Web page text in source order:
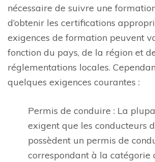
nécessaire de suivre une
d’obtenir les certifications
exigences de formation peuvent
fonction du pays, de la région et
réglementations locales.
quelques exigences courantes :
Permis de conduire : La
exigent que les conducteurs
possèdent un permis de
correspondant à la catégorie